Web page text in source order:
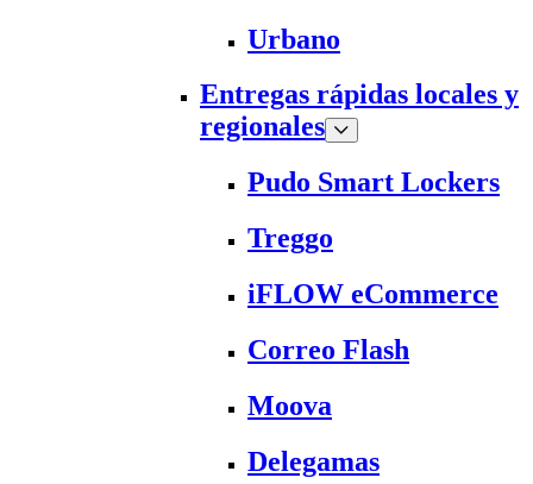
Urbano
Entregas rápidas locales y
regionales
Pudo Smart Lockers
Treggo
iFLOW eCommerce
Correo Flash
Moova
Delegamas